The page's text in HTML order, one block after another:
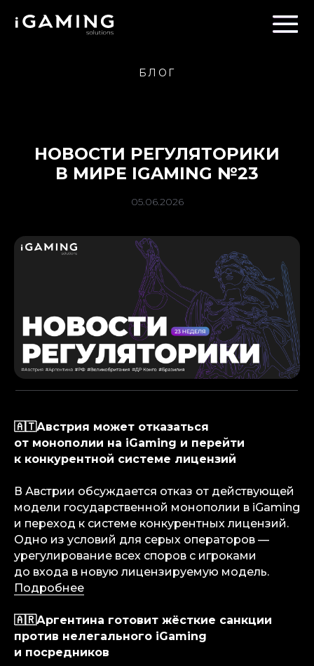
БЛОГ
НОВОСТИ РЕГУЛЯТОРИКИ
В МИРЕ IGAMING №23
05.06.2026
🇦🇹Австрия может отказаться
от монополии на iGaming и перейти
к конкурентной системе лицензий
В Австрии обсуждается отказ от действующей
модели государственной монополии в iGaming
и переход к системе конкурентных лицензий.
Одно из условий для серых операторов —
урегулирование всех споров с игроками
до входа в новую лицензируемую модель.
Подробнее
🇦🇷Аргентина готовит жёсткие санкции
против нелегального iGaming
и посредников